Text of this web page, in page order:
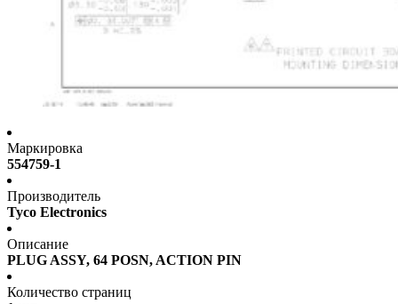
Маркировка
554759-1
Производитель
Tyco Electronics
Описание
PLUG ASSY, 64 POSN, ACTION PIN
Количество страниц